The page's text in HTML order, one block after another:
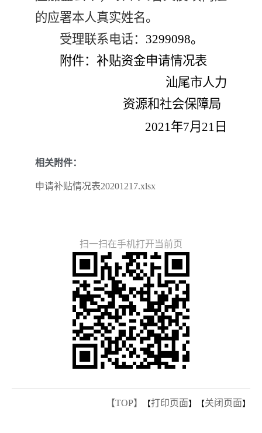
的应署本人真实姓名。
受理联系电话： 3299098。
附件：补贴资金申请情况表
汕尾市人力
资源和社会保障局
2021年7月 21 日
相关附件：
申请补贴情况表20201217.xlsx
扫一扫在手机打开当前页
【TOP】 【打印页面】【关闭页面】